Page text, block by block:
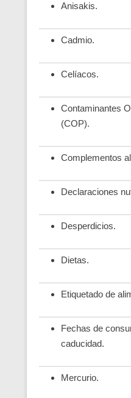
Anisakis.
Cadmio.
Celíacos.
Contaminantes
(COP).
Complementos
Declaraciones
Desperdicios.
Dietas.
Etiquetado de
Fechas de
caducidad.
Mercurio.